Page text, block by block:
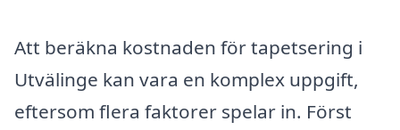
Att beräkna kostnaden för tapetsering i
Utvälinge kan vara en komplex uppgift,
eftersom flera faktorer spelar in. Först